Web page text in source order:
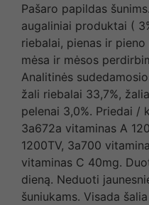
Pašaro papildas šunims
augaliniai produktai (
riebalai, pienas ir
mėsa ir mėsos
Analitinės
žali riebalai 33,7%,
pelenai 3,0%. Priedai /
3a672a vitaminas A
1200TV, 3a700
vitaminas C 40mg.
dieną. Neduoti
šuniukams. Visada